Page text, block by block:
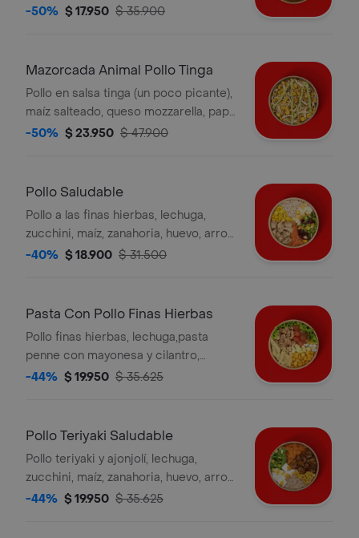
tomate,maíz salteado, guacamole,
adicional.
-50% $ 17.950 $ 35.900
Mazorcada Animal Pollo Tinga
Pollo en salsa tinga (un poco picante),
maíz salteado, queso mozzarella, papa
ripio, salsa verde. la bebida tiene un
-50% $ 23.950 $ 47.900
Pollo Saludable
Pollo a las finas hierbas, lechuga,
zucchini, maíz, zanahoria, huevo, arroz
integral y salsa verde. la bebida tiene
-40% $ 18.900 $ 31.500
Pasta Con Pollo Finas Hierbas
Pollo finas hierbas, lechuga,pasta
penne con mayonesa y cilantro,
tomate cherry, mozzarella, maíz, huevo
-44% $ 19.950 $ 35.625
Pollo Teriyaki Saludable
Pollo teriyaki y ajonjolí, lechuga,
zucchini, maíz, zanahoria, huevo, arroz
integral y salsa verde. la bebida tiene
-44% $ 19.950 $ 35.625